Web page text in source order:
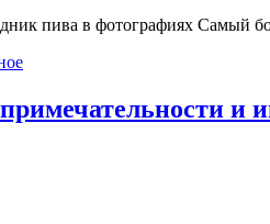
пива в фотографиях Самый
и